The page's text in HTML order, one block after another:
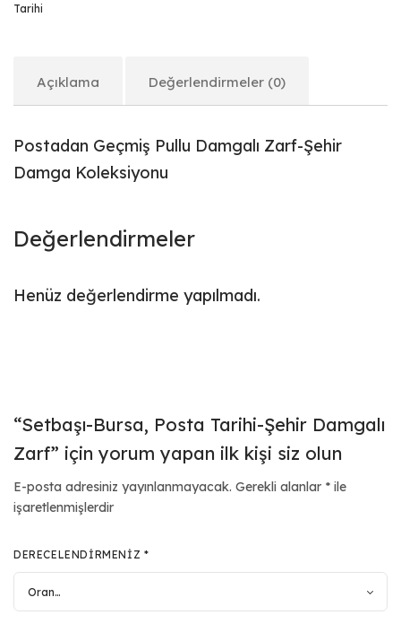
Tarihi
Açıklama Değerlendirmeler (0)
Postadan Geçmiş Pullu Damgalı Zarf-Şehir
Damga Koleksiyonu
Değerlendirmeler
Henüz değerlendirme yapılmadı.
“Setbaşı-Bursa, Posta Tarihi-Şehir Damgalı
Zarf” için yorum yapan ilk kişi siz olun
E-posta adresiniz yayınlanmayacak. Gerekli alanlar * ile
işaretlenmişlerdir
DERECELENDIRMENIZ *